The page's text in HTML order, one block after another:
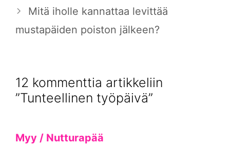
Mitä iholle kannattaa levittää
mustapäiden poiston jälkeen?
12 kommenttia artikkeliin
”Tunteellinen työpäivä”
Myy / Nutturapää